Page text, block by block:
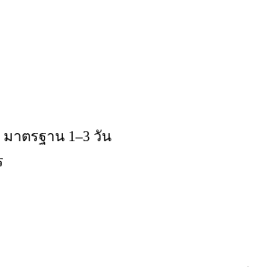
มาตรฐาน 1–3 วัน